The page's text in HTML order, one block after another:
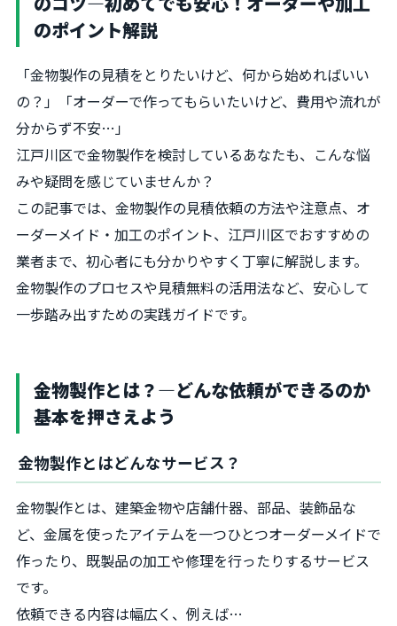
のポイント解説
「金物製作の見積をとりたいけど、何から始めればいい
の？」「オーダーで作ってもらいたいけど、費用や流れが
分からず不安…」
江戸川区で金物製作を検討しているあなたも、こんな悩
みや疑問を感じていませんか？
この記事では、金物製作の見積依頼の方法や注意点、オ
ーダーメイド・加工のポイント、江戸川区でおすすめの
業者まで、初心者にも分かりやすく丁寧に解説します。
金物製作のプロセスや見積無料の活用法など、安心して
一歩踏み出すための実践ガイドです。
金物製作とは？―どんな依頼ができるのか
基本を押さえよう
金物製作とはどんなサービス？
金物製作とは、建築金物や店舗什器、部品、装飾品な
ど、金属を使ったアイテムを一つひとつオーダーメイドで
作ったり、既製品の加工や修理を行ったりするサービス
です。
依頼できる内容は幅広く、例えば…